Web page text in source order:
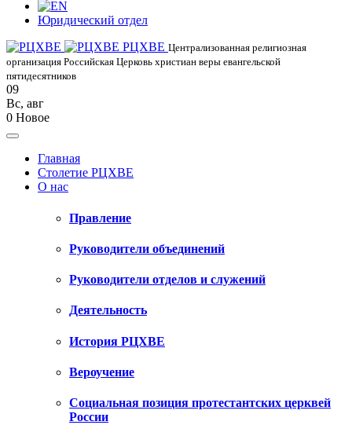
Юридический отдел
РЦХВЕ Централизованная религиозная
организация Российская Церковь христиан веры евангельской
пятидесятников
09
Вс, авг
0 Новое
Главная
Столетие РЦХВЕ
О нас
Правление
Руководители объединений
Руководители отделов и служений
Деятельность
История РЦХВЕ
Вероучение
Социальная позиция протестантских церквей
России